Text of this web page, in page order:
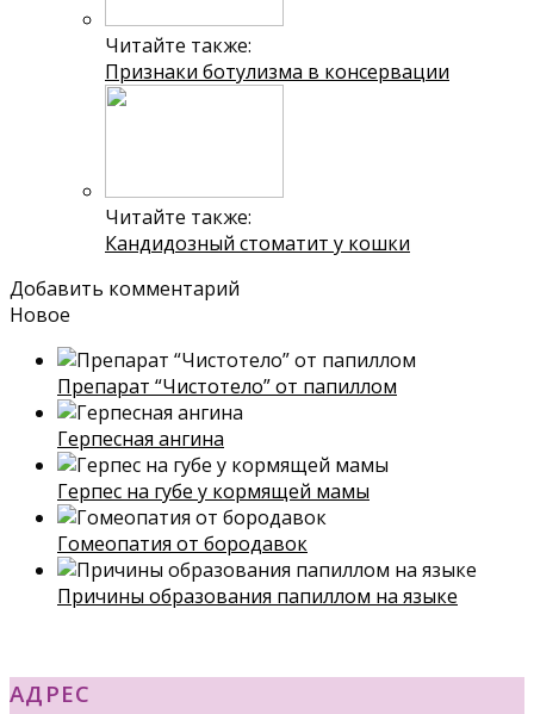
Читайте также:
Признаки ботулизма в консервации
Читайте также:
Кандидозный стоматит у кошки
Добавить комментарий
Новое
Препарат “Чистотело” от папиллом
Герпесная ангина
Герпес на губе у кормящей мамы
Гомеопатия от бородавок
Причины образования папиллом на языке
АДРЕС